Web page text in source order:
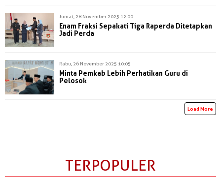
Jumat, 28 November 2025 12:00
Enam Fraksi Sepakati Tiga Raperda Ditetapkan
Jadi Perda
Rabu, 26 November 2025 10:05
Minta Pemkab Lebih Perhatikan Guru di
Pelosok
Load More
TERPOPULER